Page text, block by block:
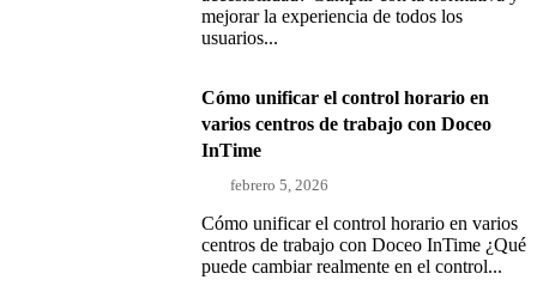
mejorar la experiencia de todos los
usuarios...
Cómo unificar el control horario en
varios centros de trabajo con Doceo
InTime
febrero 5, 2026
Cómo unificar el control horario en varios
centros de trabajo con Doceo InTime ¿Qué
puede cambiar realmente en el control...